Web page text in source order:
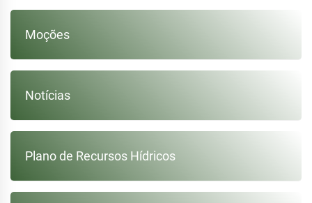
Moções
Notícias
Plano de Recursos Hídricos